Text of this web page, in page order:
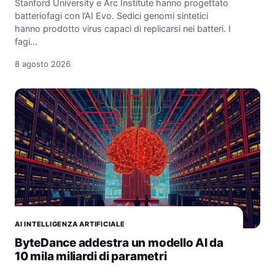
Stanford University e Arc Institute hanno progettato
batteriofagi con l’AI Evo. Sedici genomi sintetici
hanno prodotto virus capaci di replicarsi nei batteri. I
fagi…
8 agosto 2026
AI INTELLIGENZA ARTIFICIALE
ByteDance addestra un modello AI da
10 mila miliardi di parametri